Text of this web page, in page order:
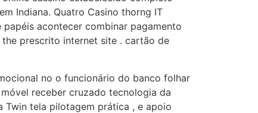
Indiana. Quatro Casino thorng IT
acontecer combinar pagamento
prescrito internet site . cartão de
no o funcionário do banco folhar
receber cruzado tecnologia da
tela pilotagem prática , e apoio